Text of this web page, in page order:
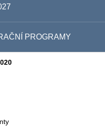
PROGRAMY